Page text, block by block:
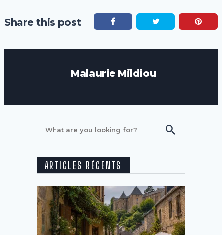
Share this post
Malaurie Mildiou
ARTICLES RÉCENTS